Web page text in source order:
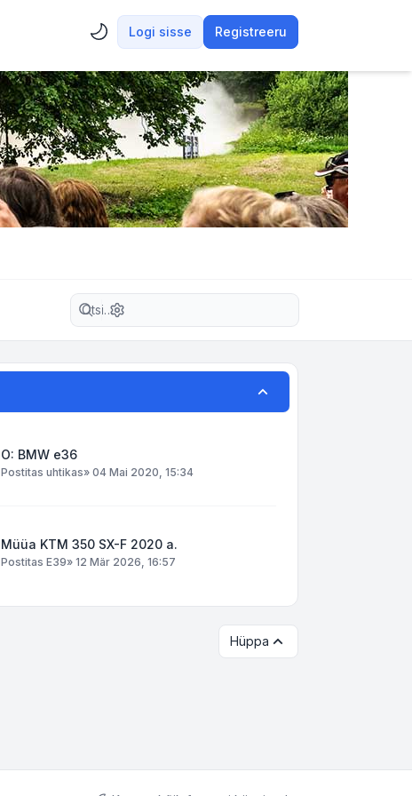
Logi sisse Registreeru
Täiendatud otsing
O: BMW e36
Postitas uhtikas» 04 Mai 2020, 15:34
Müüa KTM 350 SX-F 2020 a.
Postitas E39» 12 Mär 2026, 16:57
Hüppa